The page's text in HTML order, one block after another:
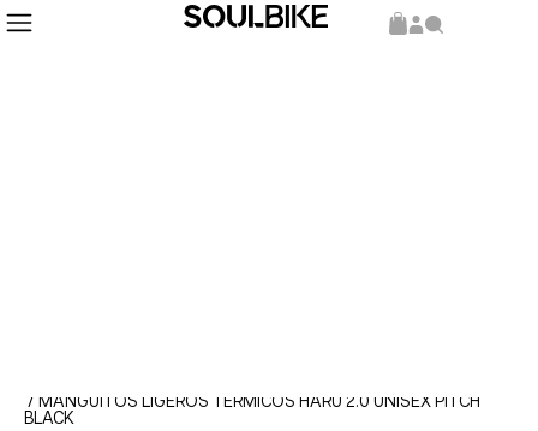
/ MANGUITOS LIGEROS TERMICOS HARU 2.0 UNISEX PITCH
BLACK